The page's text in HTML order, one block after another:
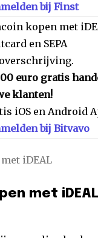
bij Finst
kopen met
en SEPA
euro gratis
klanten!
iOS en Android
bij Bitvavo
iDEAL
met